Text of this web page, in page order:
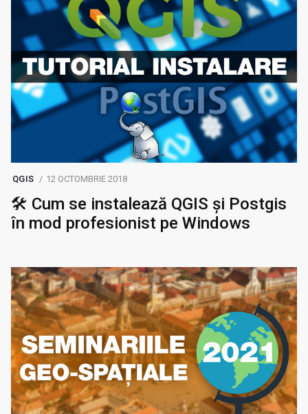
QGIS 12 OCTOMBRIE 2018
🛠️ Cum se instalează QGIS și Postgis
în mod profesionist pe Windows